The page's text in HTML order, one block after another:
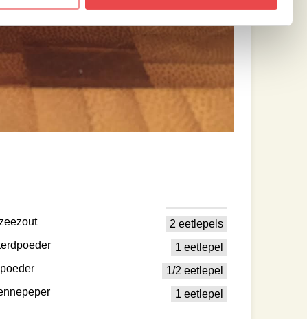
2 eetlepels
1 eetlepel
1/2 eetlepel
1 eetlepel